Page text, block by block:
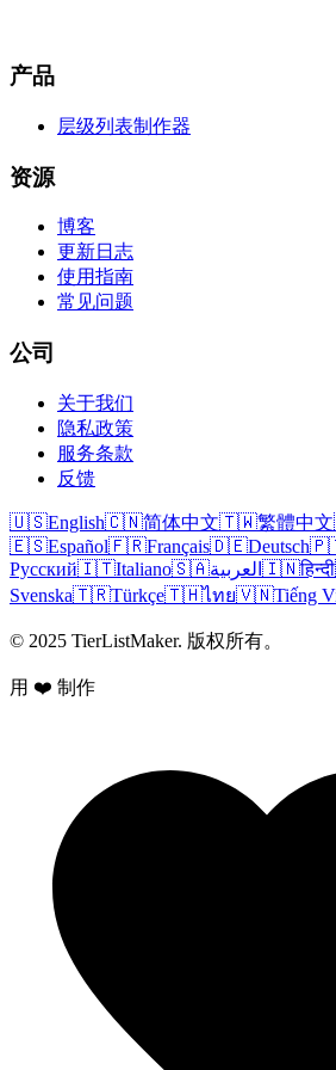
产品
层级列表制作器
资源
博客
更新日志
使用指南
常见问题
公司
关于我们
隐私政策
服务条款
反馈
🇺🇸English🇨🇳简体中文🇹🇼繁體中文
🇪🇸Español🇫🇷Français🇩🇪Deutsch
Русский🇮🇹Italiano🇸🇦العربية 🇮🇳हिन्दी
Svenska🇹🇷Türkçe🇹🇭ไทย🇻🇳Tiếng
© 2025 TierListMaker. 版权所有。
用 ❤️ 制作